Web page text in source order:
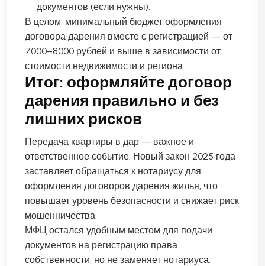
документов (если нужны).
В целом, минимальный бюджет оформления
договора дарения вместе с регистрацией — от
7000–8000 рублей и выше в зависимости от
стоимости недвижимости и региона.
Итог: оформляйте договор
дарения правильно и без
лишних рисков
Передача квартиры в дар — важное и
ответственное событие. Новый закон 2025 года
заставляет обращаться к нотариусу для
оформления договоров дарения жилья, что
повышает уровень безопасности и снижает риск
мошенничества.
МФЦ остался удобным местом для подачи
документов на регистрацию права
собственности, но не заменяет нотариуса.